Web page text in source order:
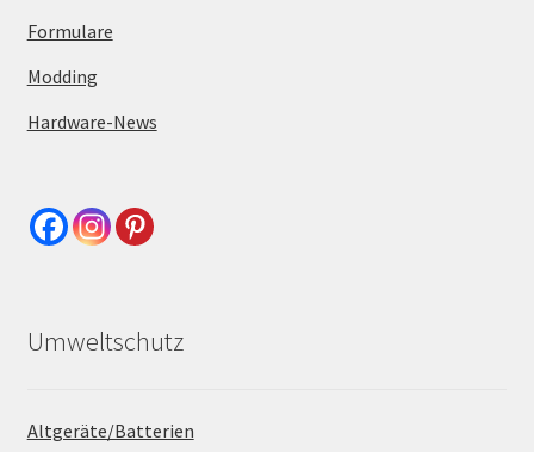
Formulare
Modding
Hardware-News
Umweltschutz
Altgeräte/Batterien